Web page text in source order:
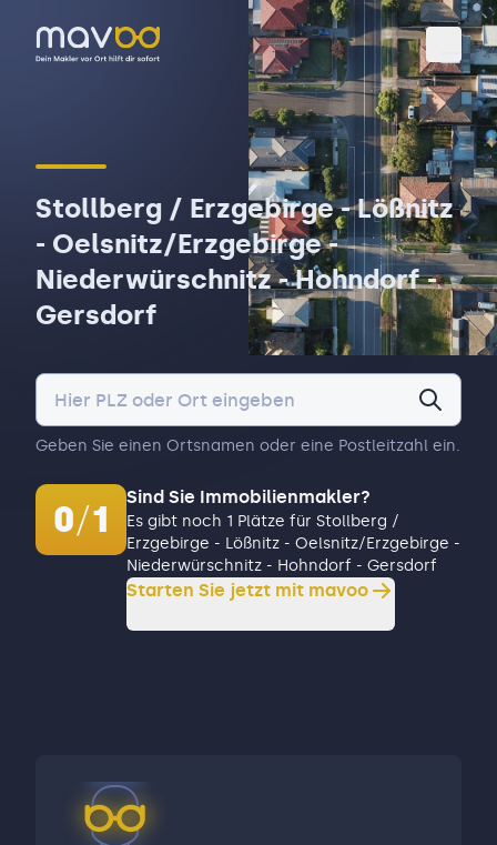
Stollberg / Erzgebirge - Lößnitz
- Oelsnitz/Erzgebirge -
Niederwürschnitz - Hohndorf -
Gersdorf
Geben Sie einen Ortsnamen oder eine Postleitzahl ein.
0/1
Sind Sie Immobilienmakler?
Es gibt noch 1 Plätze für Stollberg /
Erzgebirge - Lößnitz - Oelsnitz/Erzgebirge -
Niederwürschnitz - Hohndorf - Gersdorf
Starten Sie jetzt mit mavoo